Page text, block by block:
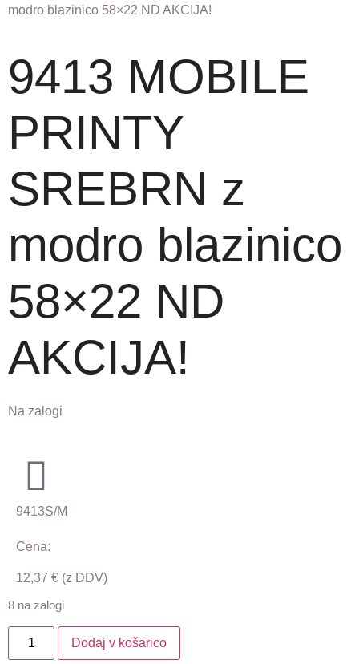
modro blazinico 58×22 ND AKCIJA!
9413 MOBILE
PRINTY
SREBRN z
modro blazinico
58×22 ND
AKCIJA!
Na zalogi
9413S/M
Cena:
12,37 € (z DDV)
8 na zalogi
Dodaj v košarico